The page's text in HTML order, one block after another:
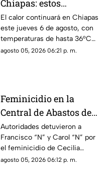
Chiapas: estos
municipios alcanzarán
hasta 36°C este jueves
El calor continuará en Chiapas
este jueves 6 de agosto, con
temperaturas de hasta 36°C
en algunos municipios y
agosto 05, 2026 06:21 p. m.
Feminicidio en la
Central de Abastos de
Comitán: capturan a
dos implicados, una
detención ocurrió en
Jalisco
Autoridades detuvieron a
Francisco “N” y Carol “N” por
el feminicidio de Cecilia
Viviana en Comitán. La Fiscalía
agosto 05, 2026 06:12 p. m.